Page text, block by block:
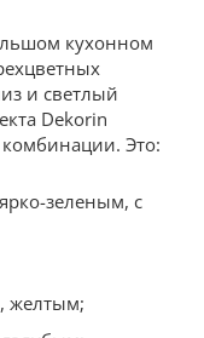
кухонном
и светлый
Dekorin
Это:
зеленым, с
желтым;